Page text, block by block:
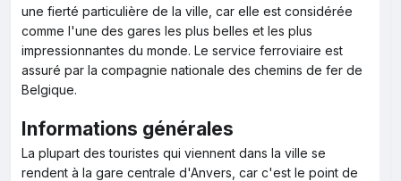
une fierté particulière de la ville, car elle est considérée
comme l'une des gares les plus belles et les plus
impressionnantes du monde. Le service ferroviaire est
assuré par la compagnie nationale des chemins de fer de
Belgique.
Informations générales
La plupart des touristes qui viennent dans la ville se
rendent à la gare centrale d'Anvers, car c'est le point de